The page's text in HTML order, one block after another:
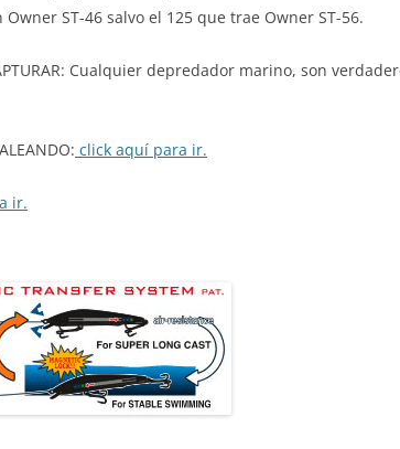
ST-46 salvo el 125 que trae Owner ST-56.
Cualquier depredador marino, son
click aquí para ir.
ir.